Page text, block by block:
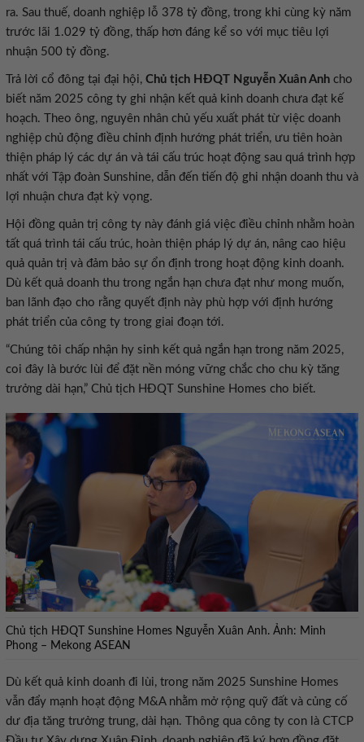
ra. Sau thuế, doanh nghiệp lỗ 378 tỷ đồng, trong khi cùng kỳ năm
trước lãi 1.029 tỷ đồng, thấp hơn đáng kể so với mục tiêu lợi
nhuận 500 tỷ đồng.
Trả lời cổ đông tại đại hội, Chủ tịch HĐQT Nguyễn Xuân Anh cho
biết năm 2025 công ty ghi nhận kết quả kinh doanh chưa đạt kế
hoạch. Theo ông, nguyên nhân chủ yếu xuất phát từ việc doanh
nghiệp chủ động điều chỉnh định hướng phát triển, ưu tiên hoàn
thiện pháp lý các dự án và tái cấu trúc hoạt động sau quá trình hợp
nhất với Tập đoàn Sunshine, dẫn đến tiến độ ghi nhận doanh thu và
lợi nhuận chưa đạt kỳ vọng.
Hội đồng quản trị công ty này đánh giá việc điều chỉnh nhằm hoàn
tất quá trình tái cấu trúc, hoàn thiện pháp lý dự án, nâng cao hiệu
quả quản trị và đảm bảo sự ổn định trong hoạt động kinh doanh.
Dù kết quả doanh thu trong ngắn hạn chưa đạt như mong muốn,
ban lãnh đạo cho rằng quyết định này phù hợp với định hướng
phát triển của công ty trong giai đoạn tới.
“Chúng tôi chấp nhận hy sinh kết quả ngắn hạn trong năm 2025,
coi đây là bước lùi để đặt nền móng vững chắc cho chu kỳ tăng
trưởng dài hạn,” Chủ tịch HĐQT Sunshine Homes cho biết.
Chủ tịch HĐQT Sunshine Homes Nguyễn Xuân Anh. Ảnh: Minh
Phong – Mekong ASEAN
Dù kết quả kinh doanh đi lùi, trong năm 2025 Sunshine Homes
vẫn đẩy mạnh hoạt động M&A nhằm mở rộng quỹ đất và củng cố
dư địa tăng trưởng trung, dài hạn. Thông qua công ty con là CTCP